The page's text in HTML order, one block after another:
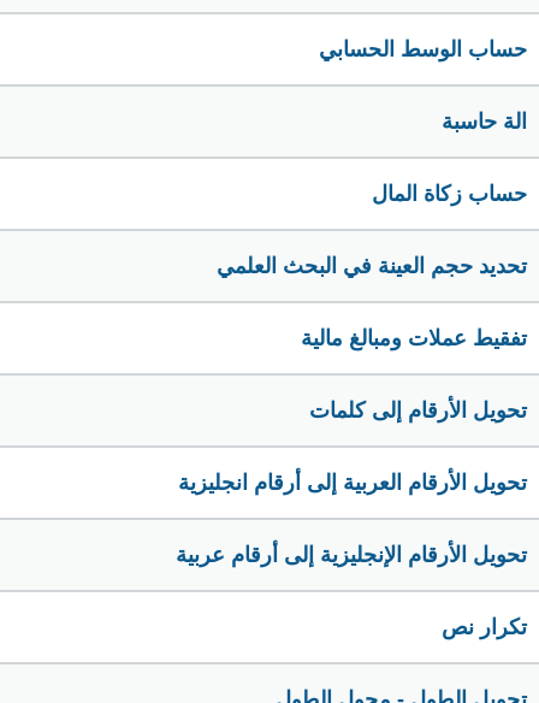
حساب الوسط الحسابي
الة حاسبة
حساب زكاة المال
تحديد حجم العينة في البحث العلمي
تفقيط عملات ومبالغ مالية
تحويل الأرقام إلى كلمات
تحويل الأرقام العربية إلى أرقام انجليزية
تحويل الأرقام الإنجليزية إلى أرقام عربية
تكرار نص